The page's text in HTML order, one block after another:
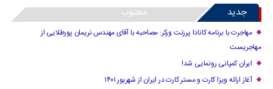
جدید محبوب
مهاجرت با برنامه کانادا پرزنت ورکر: مصاحبه با آقای مهندس نریمان پورطلایی از
مهاجریست
ایران کمپانی رونمایی شد!
آغاز ارائه ویزا کارت و مستر کارت در ایران از شهریور ۱۴۰۱